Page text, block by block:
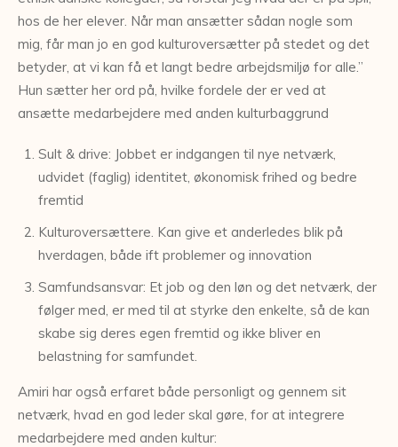
hos de her elever. Når man ansætter sådan nogle som
mig, får man jo en god kulturoversætter på stedet og det
betyder, at vi kan få et langt bedre arbejdsmiljø for alle.”
Hun sætter her ord på, hvilke fordele der er ved at
ansætte medarbejdere med anden kulturbaggrund
Sult & drive: Jobbet er indgangen til nye netværk,
udvidet (faglig) identitet, økonomisk frihed og bedre
fremtid
Kulturoversættere. Kan give et anderledes blik på
hverdagen, både ift problemer og innovation
Samfundsansvar: Et job og den løn og det netværk, der
følger med, er med til at styrke den enkelte, så de kan
skabe sig deres egen fremtid og ikke bliver en
belastning for samfundet.
Amiri har også erfaret både personligt og gennem sit
netværk, hvad en god leder skal gøre, for at integrere
medarbejdere med anden kultur: